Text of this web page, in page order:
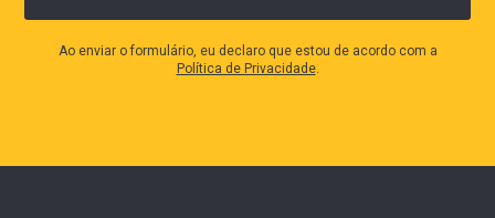
Ao enviar o formulário, eu declaro que estou de acordo com a
Política de Privacidade.